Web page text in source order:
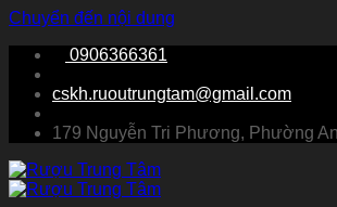
Chuyển đến nội dung
0906366361
cskh.ruoutrungtam@gmail.com
179 Nguyễn Tri Phương, Phường